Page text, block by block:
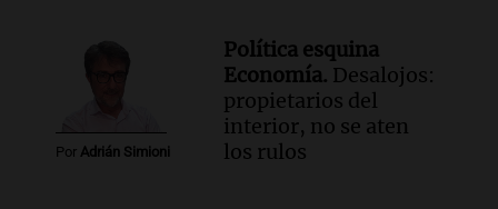
Episodios
Audio.
Cientos de fieles celebran a San
Cayetano pidiendo trabajo y salud en
Córdoba
Panorama Federal
Por Adrián Simioni
Política esquina
Economía. Desalojos:
propietarios del
interior, no se aten
los rulos